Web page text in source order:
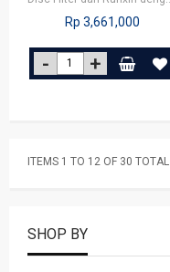
Rp 3,661,000
ITEMS 1 TO 12 OF 30 TOTAL
SHOP BY